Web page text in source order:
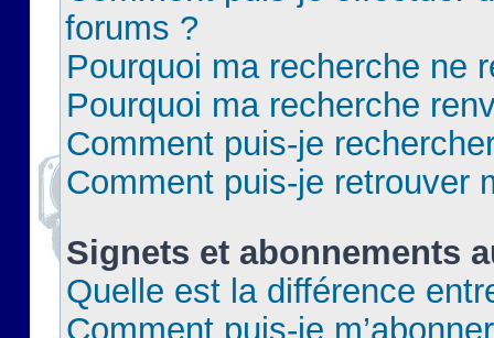
forums ?
Pourquoi ma recherche ne
Pourquoi ma recherche
Comment puis-je
Comment puis-je retrouver
Signets et abonnements
Quelle est la différence
Comment puis-je